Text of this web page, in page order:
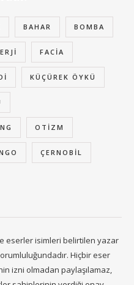
BAHAR BOMBA
FACIA
KÜÇÜREK ÖYKÜ
OTIZM
ÇERNOBIL
eserler isimleri belirtilen yazar
Hiçbir eser
izni olmadan paylaşılamaz,